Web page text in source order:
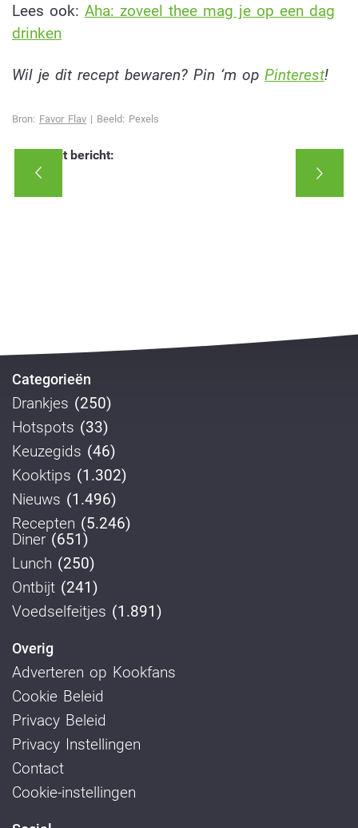
Lees ook: Aha: zoveel thee mag je op een dag
drinken
Wil je dit recept bewaren? Pin ‘m op Pinterest!
Bron: Favor Flav | Beeld: Pexels
Deel dit bericht:
Categorieën
Drankjes (250)
Hotspots (33)
Keuzegids (46)
Kooktips (1.302)
Nieuws (1.496)
Recepten (5.246)
Diner (651)
Lunch (250)
Ontbijt (241)
Voedselfeitjes (1.891)
Overig
Adverteren op Kookfans
Cookie Beleid
Privacy Beleid
Privacy Instellingen
Contact
Cookie-instellingen